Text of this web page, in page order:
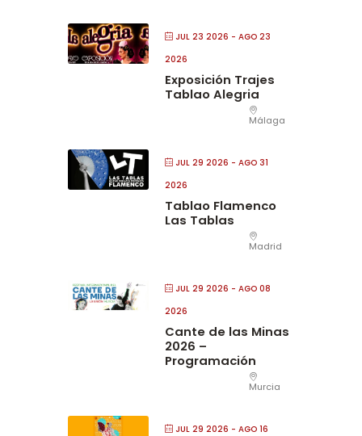
JUL 23 2026 - AGO 23
2026
Exposición Trajes
Tablao Alegria
Málaga
JUL 29 2026 - AGO 31
2026
Tablao Flamenco
Las Tablas
Madrid
JUL 29 2026 - AGO 08
2026
Cante de las Minas
2026 –
Programación
Murcia
JUL 29 2026 - AGO 16